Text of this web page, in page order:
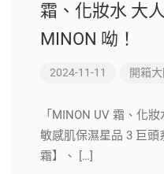
霜、化妝水 大
MINON 呦！
2024-11-11 開箱
「MINON UV 霜、化
敏感肌保濕星品 3 巨
霜】、 […]